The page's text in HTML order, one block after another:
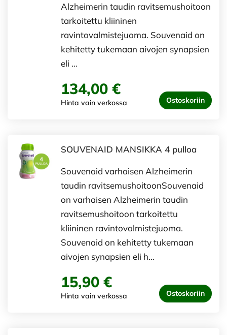
Alzheimerin taudin ravitsemushoitoon
tarkoitettu kliininen
ravintovalmistejuoma. Souvenaid on
kehitetty tukemaan aivojen synapsien
eli …
134,00 €
Hinta vain verkossa Ostoskoriin
SOUVENAID MANSIKKA 4 pulloa
Souvenaid varhaisen Alzheimerin
taudin ravitsemushoitoonSouvenaid
on varhaisen Alzheimerin taudin
ravitsemushoitoon tarkoitettu
kliininen ravintovalmistejuoma.
Souvenaid on kehitetty tukemaan
aivojen synapsien eli h…
15,90 €
Hinta vain verkossa Ostoskoriin